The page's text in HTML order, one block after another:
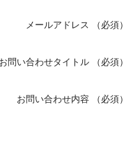
メールアドレス （必須）
お問い合わせタイトル （必須）
お問い合わせ内容 （必須）